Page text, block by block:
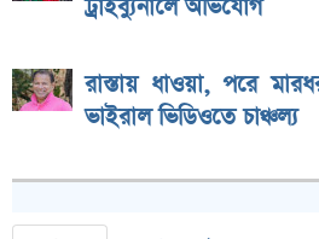
ট্রাইব্যুনালে অভিযোগ
রাস্তায় ধাওয়া, পরে
ভাইরাল ভিডিওতে চাঞ্চল্য